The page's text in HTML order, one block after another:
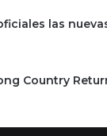
las
Country